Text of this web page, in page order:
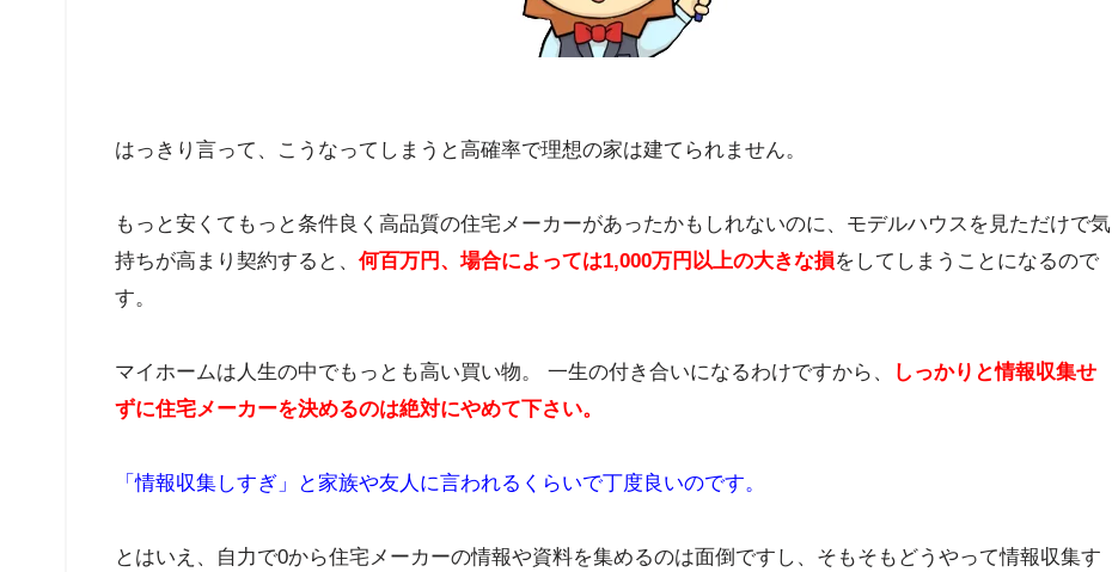
はっきり言って、こうなってしまうと高確率で理想の家は建てられません。
もっと安くてもっと条件良く高品質の住宅メーカーがあったかもしれないのに、モデルハウスを見ただけで気
持ちが高まり契約すると、 何百万円、場合によっては1,000万円以上の大きな損をしてしまうことになるので
す。
マイホームは人生の中でもっとも高い買い物。 一生の付き合いになるわけですから、
しっかりと情報収集せ
ずに住宅メーカーを決めるのは絶対にやめて下さい。
「情報収集しすぎ」と家族や友人に言われるくらいで丁度良いのです。
とはいえ、自力で0から住宅メーカーの情報や資料を集めるのは面倒ですし、そもそもどうやって情報収集す